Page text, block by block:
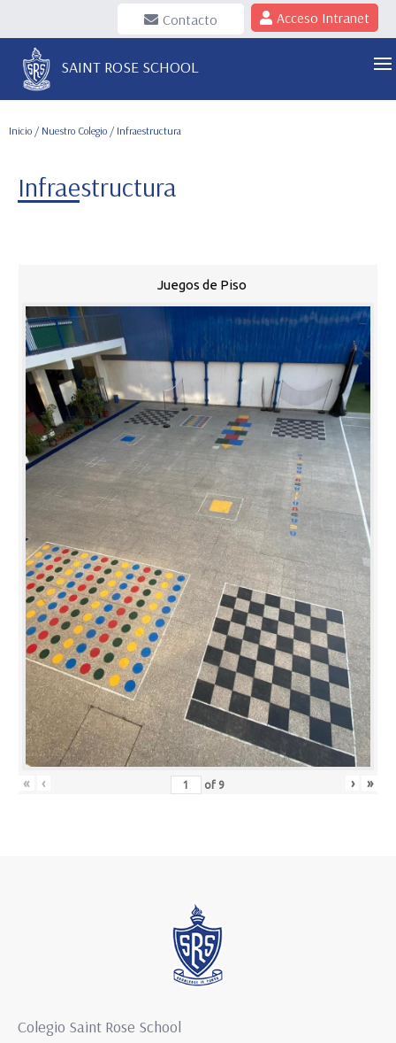
Contacto Acceso Intranet
SAINT ROSE SCHOOL
Inicio / Nuestro Colegio / Infraestructura
Infraestructura
Juegos de Piso
« ‹ of 9 › »
Colegio Saint Rose School